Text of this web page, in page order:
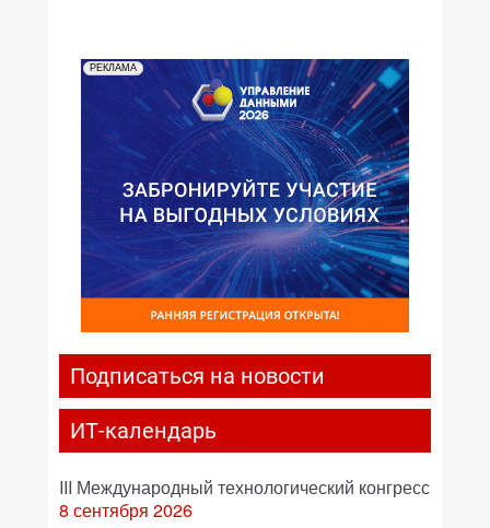
РЕКЛАМА
Подписаться на новости
ИТ-календарь
III Международный технологический конгресс
8 сентября 2026